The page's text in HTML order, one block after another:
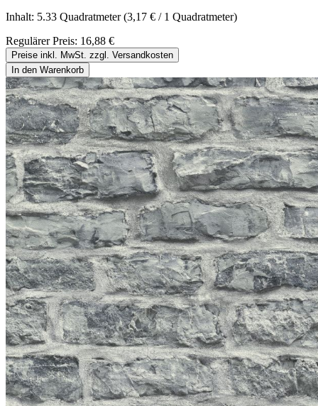
Inhalt: 5.33 Quadratmeter(3,17 € / 1 Quadratmeter)
Regulärer Preis: 16,88 €
Preise inkl. MwSt. zzgl. Versandkosten
In den Warenkorb